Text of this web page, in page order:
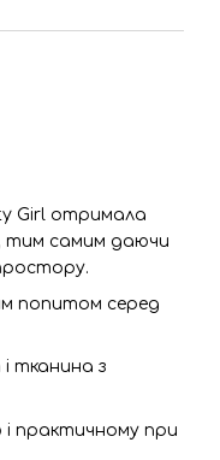
Girl отримала
тим самим даючи
попитом серед
тканина з
практичному при